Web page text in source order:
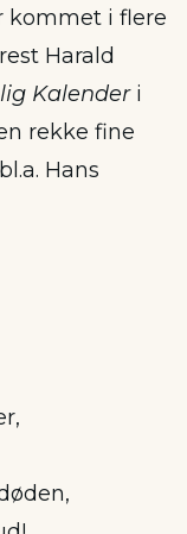
kommet i flere
Harald
Kalenderi
rekke fine
Hans